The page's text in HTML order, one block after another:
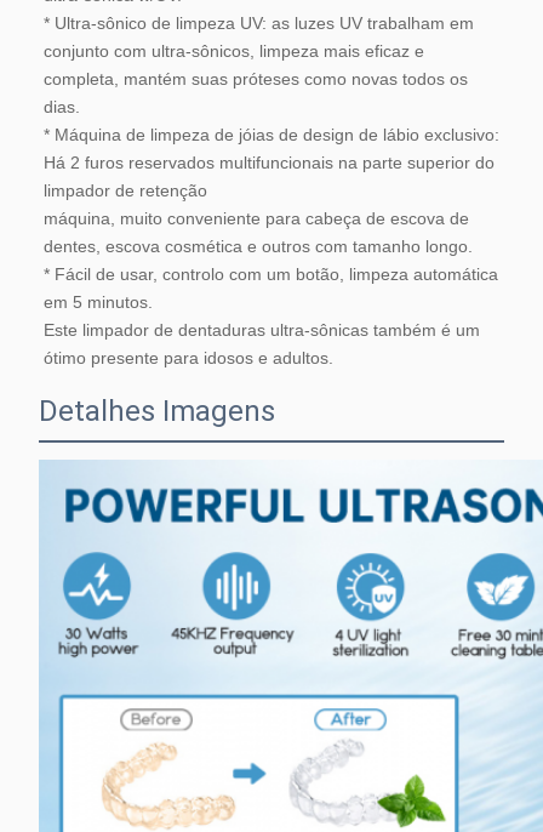
* Ultra-sônico de limpeza UV: as luzes UV trabalham em
conjunto com ultra-sônicos, limpeza mais eficaz e
completa, mantém suas próteses como novas todos os
dias.
* Máquina de limpeza de jóias de design de lábio exclusivo:
Há 2 furos reservados multifuncionais na parte superior do
limpador de retenção
máquina, muito conveniente para cabeça de escova de
dentes, escova cosmética e outros com tamanho longo.
* Fácil de usar, controlo com um botão, limpeza automática
em 5 minutos.
Este limpador de dentaduras ultra-sônicas também é um
ótimo presente para idosos e adultos.
Detalhes Imagens